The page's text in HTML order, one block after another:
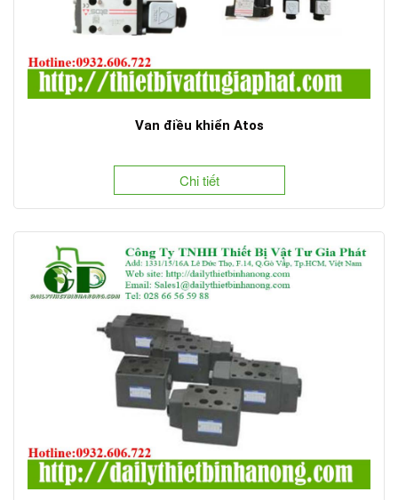
Van điều khiển Atos
Chi tiết